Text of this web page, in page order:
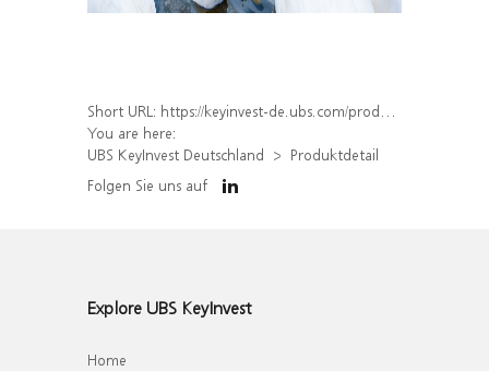
Short URL: https://keyinvest-de.ubs.com/produkt/detail/index/isin/DE000WA64DY9
You are here:
UBS KeyInvest Deutschland
Produktdetail
Folgen Sie uns auf
Explore UBS KeyInvest
Home